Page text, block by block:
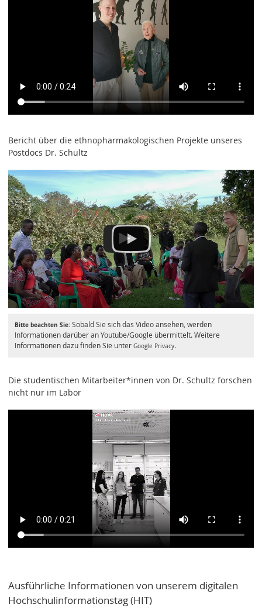
Bericht über die ethnopharmakologischen Projekte unseres
Postdocs Dr. Schultz
Bitte beachten Sie:Sobald Sie sich das Video ansehen, werden
Informationen darüber an Youtube/Google übermittelt. Weitere
Informationen dazu finden Sie unter Google Privacy.
Die studentischen Mitarbeiter*innen von Dr. Schultz forschen
nicht nur im Labor
Ausführliche Informationen von unserem digitalen
Hochschulinformationstag (HIT)